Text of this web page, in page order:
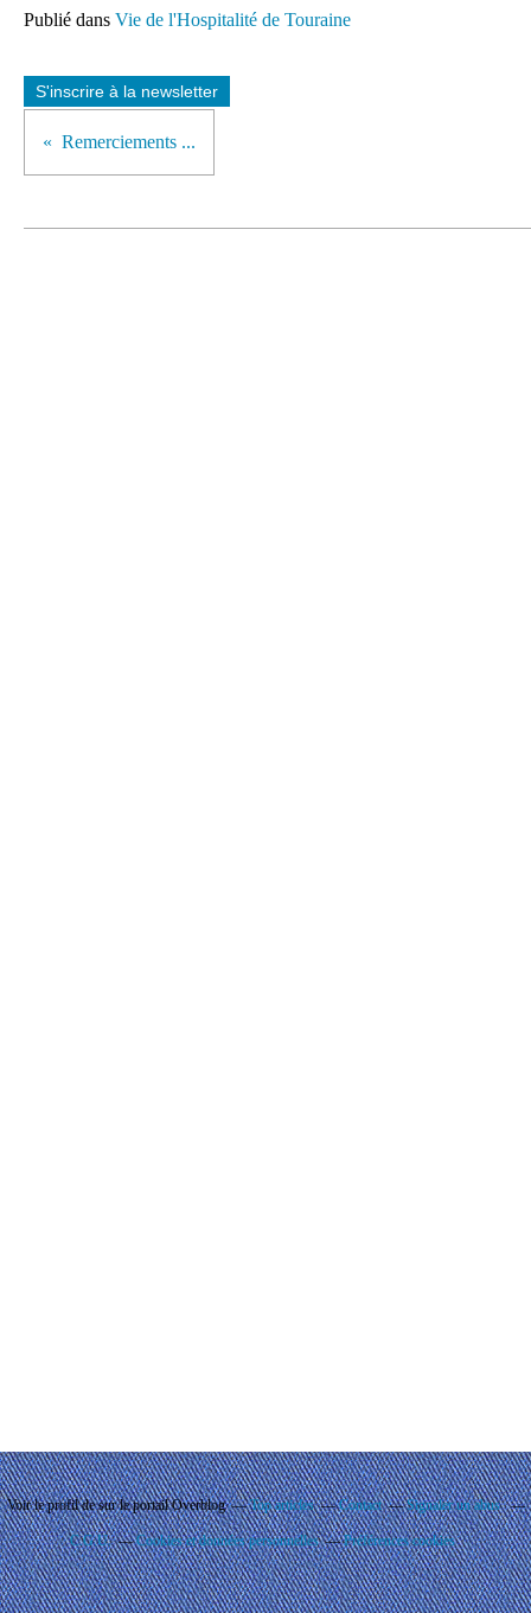
Publié dans Vie de l'Hospitalité de Touraine
S'inscrire à la newsletter
Remerciements ...
Voir le profil desur le portail Overblog Top articles Contact Signaler un abus
C.G.U. Cookies et données personnelles Préférences cookies